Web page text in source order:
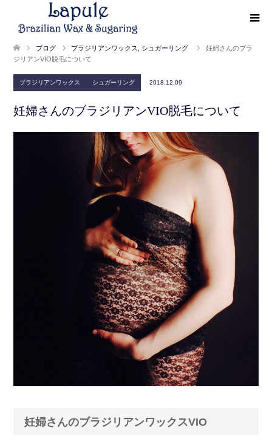
ブログ ブラジリアンワックス シュガーリング
妊婦さんのブラ
ジリアンVIO脱毛について
ブラジリアンワックス シュガーリング 2018.12.09
妊婦さんのブラジリアンVIO脱毛について
妊婦さんのブラジリアンワックスVIO